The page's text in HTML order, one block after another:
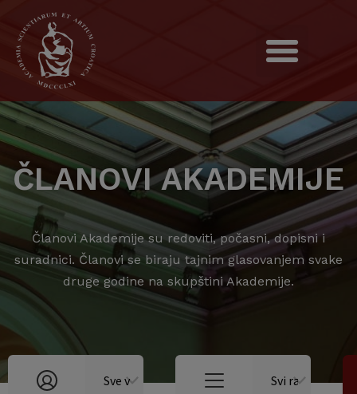
ČLANOVI AKADEMIJE
Članovi Akademije su redoviti, počasni, dopisni i
suradnici. Članovi se biraju tajnim glasovanjem svake
druge godine na skupštini Akademije.